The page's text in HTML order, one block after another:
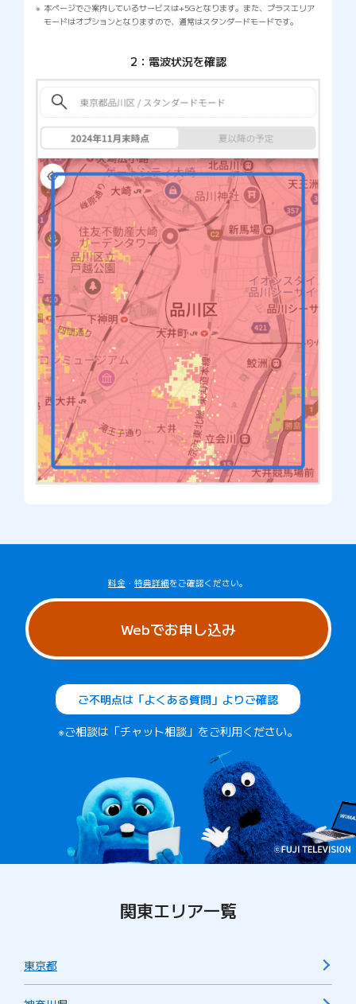
本ページでご案内しているサービスは+5Gとなります。また、プラスエリア
モードはオプションとなりますので、通常はスタンダードモードです。
2：電波状況を確認
料金 ・ 特典詳細をご確認ください。
Webでお申し込み
ご不明点は「よくある質問」よりご確認
※ご相談は「チャット相談」をご利用ください。
関東エリア一覧
東京都